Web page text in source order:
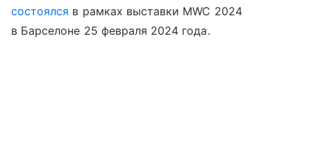
состоялся в рамках выставки MWC 2024
в Барселоне 25 февраля 2024 года.